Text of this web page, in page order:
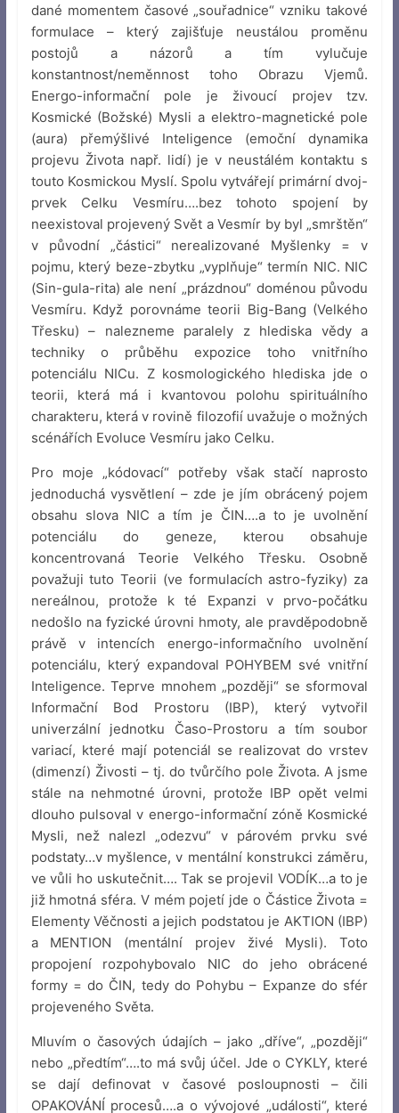
dané momentem časové „souřadnice“ vzniku takové
formulace – který zajišťuje neustálou proměnu
postojů a názorů a tím vylučuje
konstantnost/neměnnost toho Obrazu Vjemů.
Energo-informační pole je živoucí projev tzv.
Kosmické (Božské) Mysli a elektro-magnetické pole
(aura) přemýšlivé Inteligence (emoční dynamika
projevu Života např. lidí) je v neustálém kontaktu s
touto Kosmickou Myslí. Spolu vytvářejí primární dvoj-
prvek Celku Vesmíru….bez tohoto spojení by
neexistoval projevený Svět a Vesmír by byl „smrštěn“
v původní „částici“ nerealizované Myšlenky = v
pojmu, který beze-zbytku „vyplňuje“ termín NIC. NIC
(Sin-gula-rita) ale není „prázdnou“ doménou původu
Vesmíru. Když porovnáme teorii Big-Bang (Velkého
Třesku) – nalezneme paralely z hlediska vědy a
techniky o průběhu expozice toho vnitřního
potenciálu NICu. Z kosmologického hlediska jde o
teorii, která má i kvantovou polohu spirituálního
charakteru, která v rovině filozofií uvažuje o možných
scénářích Evoluce Vesmíru jako Celku.
Pro moje „kódovací“ potřeby však stačí naprosto
jednoduchá vysvětlení – zde je jím obrácený pojem
obsahu slova NIC a tím je ČIN….a to je uvolnění
potenciálu do geneze, kterou obsahuje
koncentrovaná Teorie Velkého Třesku. Osobně
považuji tuto Teorii (ve formulacích astro-fyziky) za
nereálnou, protože k té Expanzi v prvo-počátku
nedošlo na fyzické úrovni hmoty, ale pravděpodobně
právě v intencích energo-informačního uvolnění
potenciálu, který expandoval POHYBEM své vnitřní
Inteligence. Teprve mnohem „později“ se sformoval
Informační Bod Prostoru (IBP), který vytvořil
univerzální jednotku Časo-Prostoru a tím soubor
variací, které mají potenciál se realizovat do vrstev
(dimenzí) Živosti – tj. do tvůrčího pole Života. A jsme
stále na nehmotné úrovni, protože IBP opět velmi
dlouho pulsoval v energo-informační zóně Kosmické
Mysli, než nalezl „odezvu“ v párovém prvku své
podstaty…v myšlence, v mentální konstrukci záměru,
ve vůli ho uskutečnit…. Tak se projevil VODÍK…a to je
již hmotná sféra. V mém pojetí jde o Částice Života =
Elementy Věčnosti a jejich podstatou je AKTION (IBP)
a MENTION (mentální projev živé Mysli). Toto
propojení rozpohybovalo NIC do jeho obrácené
formy = do ČIN, tedy do Pohybu – Expanze do sfér
projeveného Světa.
Mluvím o časových údajích – jako „dříve“, „později“
nebo „předtím“….to má svůj účel. Jde o CYKLY, které
se dají definovat v časové posloupnosti – čili
OPAKOVÁNÍ procesů….a o vývojové „události“, které